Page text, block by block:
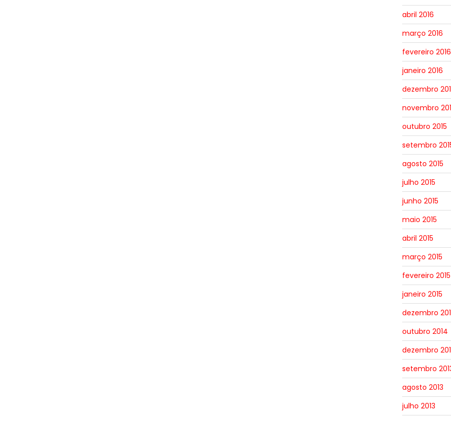
abril 2016
março 2016
fevereiro 2016
janeiro 2016
dezembro
novembro
outubro 2015
setembro
agosto 2015
julho 2015
junho 2015
maio 2015
abril 2015
março 2015
fevereiro 2015
janeiro 2015
dezembro
outubro 2014
dezembro
setembro
agosto 2013
julho 2013